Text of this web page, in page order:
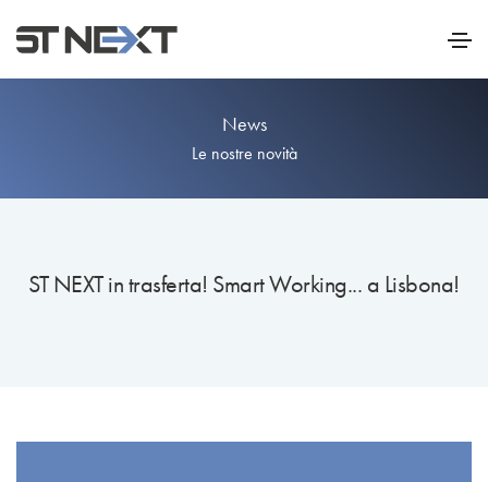
News
Le nostre novità
ST NEXT in trasferta! Smart Working... a Lisbona!